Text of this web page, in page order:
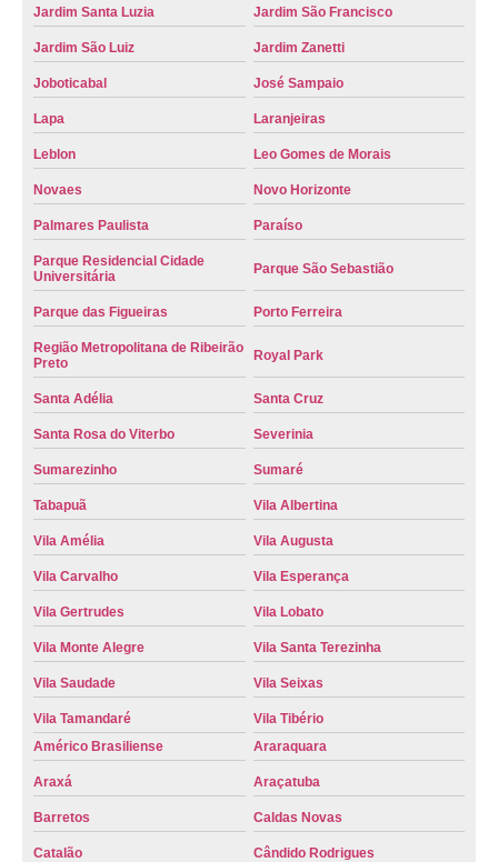
emplacamento do veículo Três Lagoas
emplacamento veículos Leblon
onde fazer emplacamento veículo novo Jardim Santa Luzia
onde fazer emplacamento de veículo zero Pradópolis
emplacamento veículos Passos
Jardim Santa Luzia Jardim São Francisco
Jardim São Luiz Jardim Zanetti
Joboticabal José Sampaio
Lapa Laranjeiras
Leblon Leo Gomes de Morais
Novaes Novo Horizonte
Palmares Paulista Paraíso
Parque Residencial Cidade
Universitária
Parque São Sebastião
Parque das Figueiras Porto Ferreira
Região Metropolitana de Ribeirão
Preto
Royal Park
Santa Adélia Santa Cruz
Santa Rosa do Viterbo Severinia
Sumarezinho Sumaré
Tabapuã Vila Albertina
Vila Amélia Vila Augusta
Vila Carvalho Vila Esperança
Vila Gertrudes Vila Lobato
Vila Monte Alegre Vila Santa Terezinha
Vila Saudade Vila Seixas
Vila Tamandaré
Vila Tibério
Américo Brasiliense
Araraquara
Araxá Araçatuba
Barretos Caldas Novas
Catalão Cândido Rodrigues